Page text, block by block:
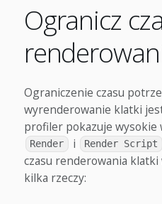
Ogranicz
Ograniczenie czasu
wyrenderowanie klatki
profiler pokazuje wysokie
Render i Render Script
czasu renderowania
kilka rzeczy: